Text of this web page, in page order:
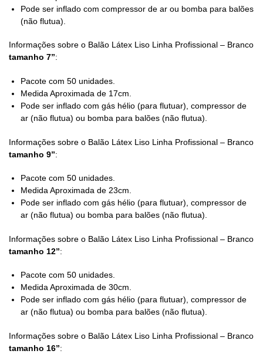
Pode ser inflado com compressor de ar ou bomba para balões
(não flutua).
Informações sobre o Balão Látex Liso Linha Profissional – Branco
tamanho 7”:
Pacote com 50 unidades.
Medida Aproximada de 17cm.
Pode ser inflado com gás hélio (para flutuar), compressor de
ar (não flutua) ou bomba para balões (não flutua).
Informações sobre o Balão Látex Liso Linha Profissional – Branco
tamanho 9”:
Pacote com 50 unidades.
Medida Aproximada de 23cm.
Pode ser inflado com gás hélio (para flutuar), compressor de
ar (não flutua) ou bomba para balões (não flutua).
Informações sobre o Balão Látex Liso Linha Profissional – Branco
tamanho 12”:
Pacote com 50 unidades.
Medida Aproximada de 30cm.
Pode ser inflado com gás hélio (para flutuar), compressor de
ar (não flutua) ou bomba para balões (não flutua).
Informações sobre o Balão Látex Liso Linha Profissional – Branco
tamanho 16”: